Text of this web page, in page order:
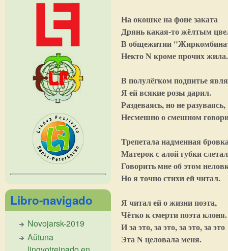
На окошке на фоне заката
Дрянь какая-то жёлтым
В общежитии
Некто N кроме прочих жила.
В полулёгком подпитье
Я ей всякие розы дарил.
Раздеваясь, но не разуваясь,
Несмешно о смешном
Трепетала надменная
Матерок с алой губки
Говорить мне об этом
Но я точно стихи ей читал.
Я читал ей о жизни поэта,
Чётко к смерти поэта клоня.
И за это, за это, за это, за это
Эта N целовала меня.
Libro-navigado
Novojarsk-2019
Aŭtuna